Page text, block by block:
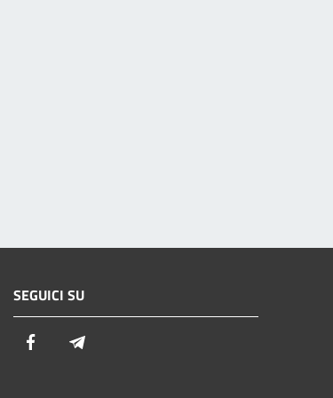
SEGUICI SU
Facebook